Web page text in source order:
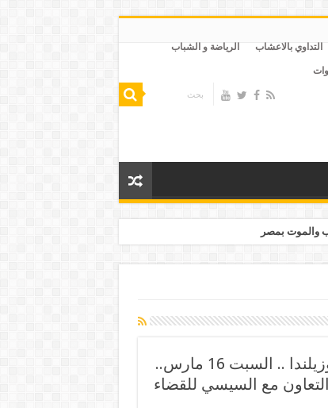
التداوي بالاعشاب الرياضة و الشباب
والموت بمصر
ترامب” الإرهابي الثاني بعد السيسي في هجوم نيوزيلندا .. السبت 16 مارس..
مع السيسي للقضاء